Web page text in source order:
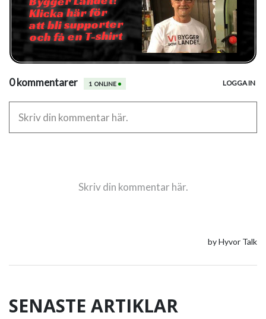
Klicka här för
att bli supporter
och få en T-shirt
SENASTE ARTIKLAR